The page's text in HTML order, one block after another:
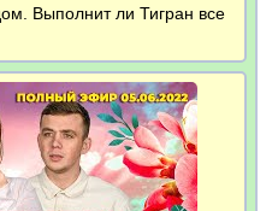
Выполнит ли Тигран все